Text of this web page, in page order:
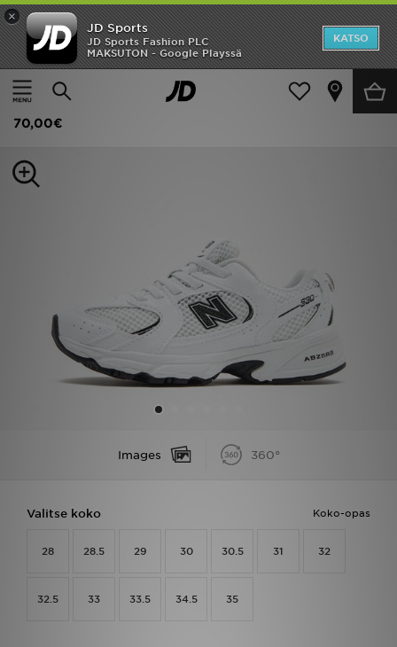
×
JD Sports
JD Sports Fashion PLC
MAKSUTON - Google Playssä
KATSO
Etusivu
Lapset Lasten kengät (Koot 28-34) Klassiset tennarit
New Balance 530 Vauvat
70,00€
Images 360°
Koko-opas
Valitse koko
28 28.5 29 30 30.5 31 32
32.5 33 33.5 34.5 35
Etusivu
Ale
Miehet
Tuotemerkit
Inspiroidu
Minun JD
Minun viestini
Asiakaspalvelu ja tietoa